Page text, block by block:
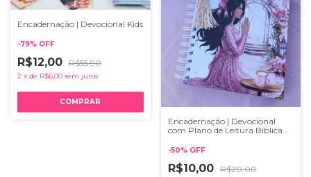
Encadernação | Devocional Kids
-79% OFF
R$12,00 R$55,90
2 x de R$6,00 sem juros
Encadernação | Devocional
com Plano de Leitura Bíblica
Senhor 21 capas
-50% OFF
R$10,00 R$20,00